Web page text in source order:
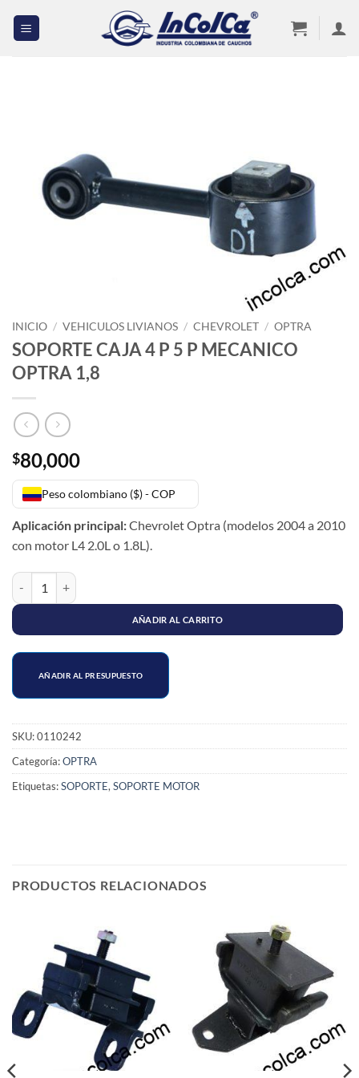
INICIO / VEHICULOS LIVIANOS / CHEVROLET / OPTRA
SOPORTE CAJA 4 P 5 P MECANICO
OPTRA 1,8
$80,000
Peso colombiano ($) - COP
Aplicación principal:⁠Chevrolet Optra (modelos 2004 a 2010
con motor L4 2.0L o 1.8L).
SOPORTE CAJA 4 P 5 P MECANICO OPTRA 1,8 cantidad
AÑADIR AL CARRITO
AÑADIR AL PRESUPUESTO
SKU:0110242
Categoría:OPTRA
Etiquetas:SOPORTE, SOPORTE MOTOR
PRODUCTOS RELACIONADOS